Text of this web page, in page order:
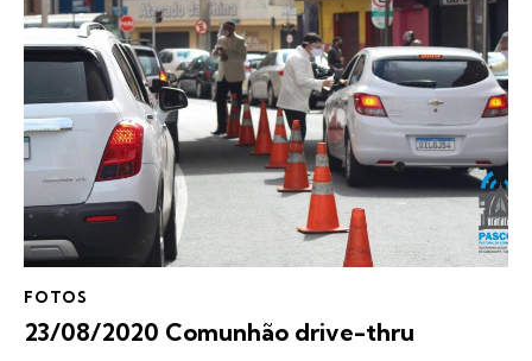
FOTOS
23/08/2020 Comunhão drive-thru